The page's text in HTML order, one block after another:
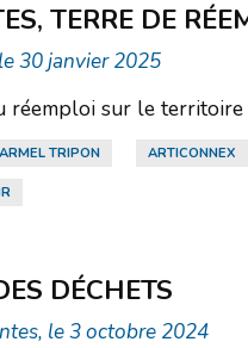
TERRE DE
30 janvier 2025
réemploi sur le
ARMEL TRIPON ARTICONNEX
DÉCHETS
le 3 octobre 2024